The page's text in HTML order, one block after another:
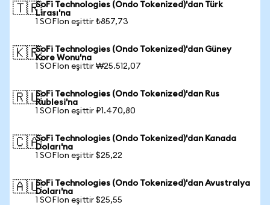
🇹🇷SoFi Technologies (Ondo Tokenized)'dan Türk
Lirası'na
1 SOFIon eşittir ₺857,73
🇰🇷SoFi Technologies (Ondo Tokenized)'dan Güney
Kore Wonu'na
1 SOFIon eşittir ₩25.512,07
🇷🇺SoFi Technologies (Ondo Tokenized)'dan Rus
Rublesi'na
1 SOFIon eşittir ₽1.470,80
🇨🇦SoFi Technologies (Ondo Tokenized)'dan Kanada
Doları'na
1 SOFIon eşittir $25,22
🇦🇺SoFi Technologies (Ondo Tokenized)'dan Avustralya
Doları'na
1 SOFIon eşittir $25,55